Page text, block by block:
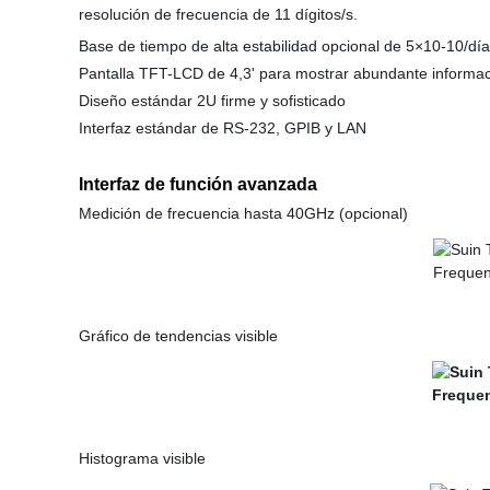
resolución de frecuencia de 11 dígitos/s.
Base de tiempo de alta estabilidad opcional de 5×10-10/día
Pantalla TFT-LCD de 4,3' para mostrar abundante
Diseño estándar 2U firme y sofisticado
Interfaz estándar de RS-232, GPIB y LAN
Interfaz de función avanzada
Medición de frecuencia hasta 40GHz (opcional)
Gráfico de tendencias visible
Histograma visible